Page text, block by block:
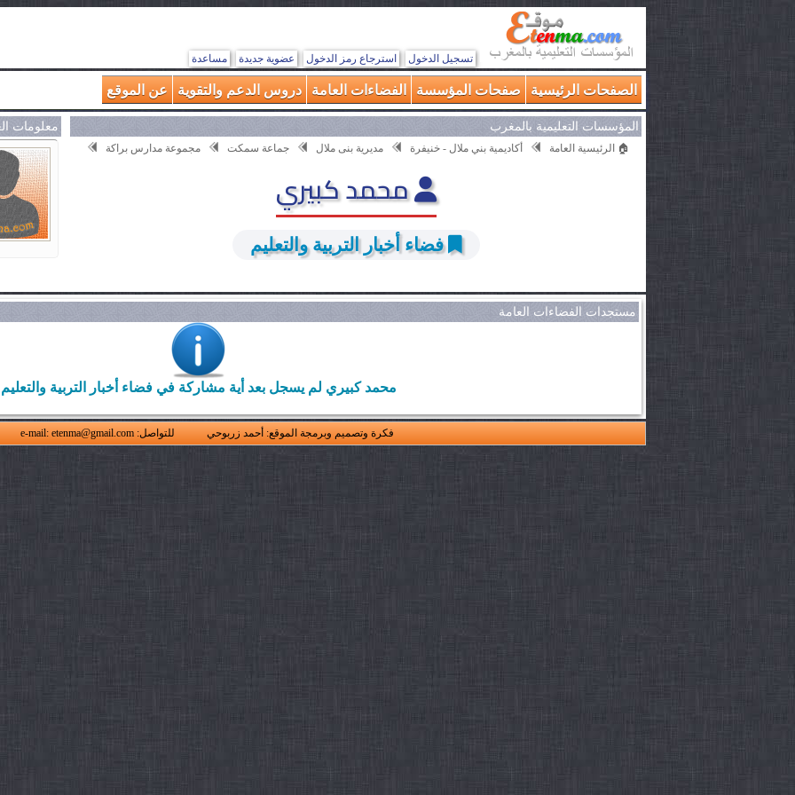
تسجيل الدخول استرجاع رمز الدخول عضوية جديدة مساعدة
الصفحات الرئيسية صفحات المؤسسة الفضاءات العامة دروس الدعم والتقوية عن الموقع
المؤسسات التعليمية بالمغرب
🏠 الرئيسية العامة أكاديمية بني ملال - خنيفرة مديرية بنى ملال جماعة سمكت مجموعة مدارس براكة
محمد كبيري
فضاء أخبار التربية والتعليم
معلومات
مستجدات الفضاءات العامة
محمد كبيري لم يسجل بعد أية مشاركة في فضاء أخبار التربية والتعليم
فكرة وتصميم وبرمجة الموقع: أحمد زربوحي للتواصل: e-mail: etenma@gmail.com